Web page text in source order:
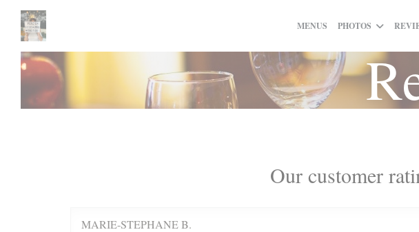
Personalizing your cookie choices
MENUS PHOTOS
Our customer
MARIE-STEPHANEB